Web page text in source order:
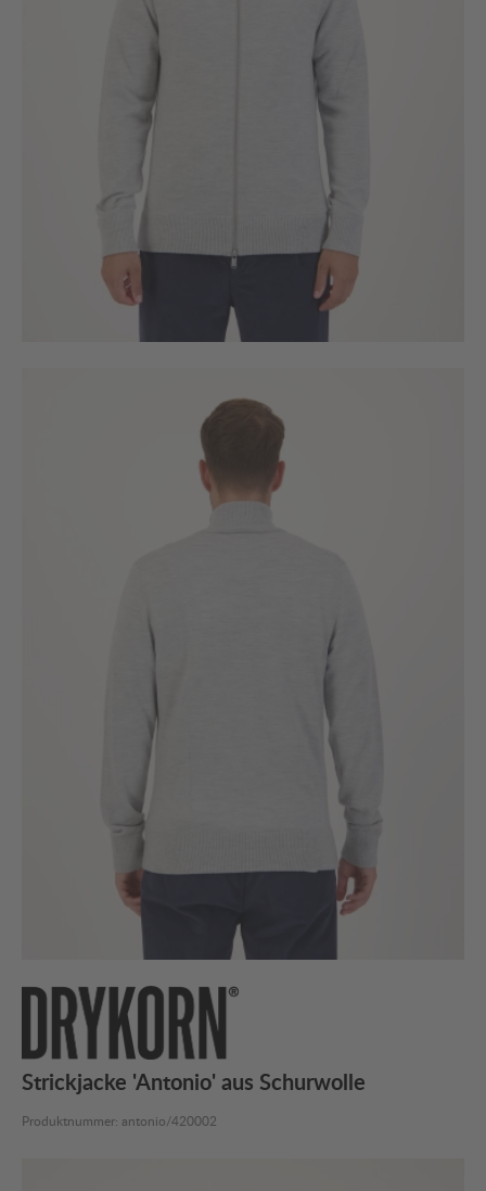
Strickjacke 'Antonio' aus Schurwolle
Produktnummer: antonio/420002